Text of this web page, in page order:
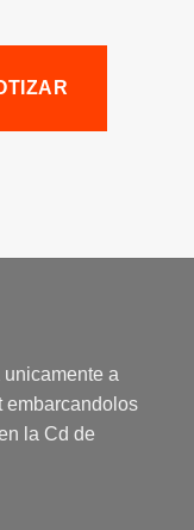
a
embarcandolos
la Cd de